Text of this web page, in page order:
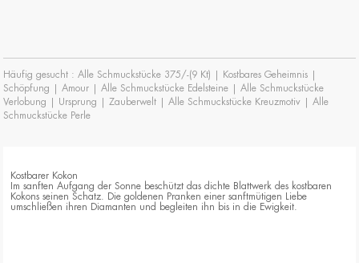
Häufig gesucht :Alle Schmuckstücke 375/-(9 Kt) | Kostbares Geheimnis |
Schöpfung |Amour |Alle Schmuckstücke Edelsteine |Alle Schmuckstücke
Verlobung | Ursprung |Zauberwelt |Alle Schmuckstücke Kreuzmotiv |Alle
Schmuckstücke Perle
Kostbarer Kokon
Im sanften Aufgang der Sonne beschützt das dichte Blattwerk des kostbaren
Kokons seinen Schatz. Die goldenen Pranken einer sanftmütigen Liebe
umschließen ihren Diamanten und begleiten ihn bis in die Ewigkeit.